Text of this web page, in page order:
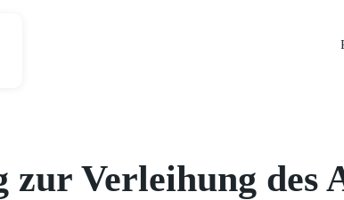
Verleihung des